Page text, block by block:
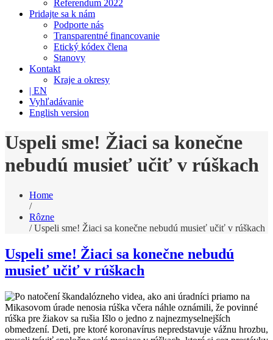
Referendum 2022
Pridajte sa k nám
Podporte nás
Transparentné financovanie
Etický kódex člena
Stanovy
Kontakt
Kraje a okresy
| EN
Vyhľadávanie
English version
Uspeli sme! Žiaci sa konečne
nebudú musieť učiť v rúškach
Home
/
Rôzne
/ Uspeli sme! Žiaci sa konečne nebudú musieť učiť v rúškach
Uspeli sme! Žiaci sa konečne nebudú
musieť učiť v rúškach